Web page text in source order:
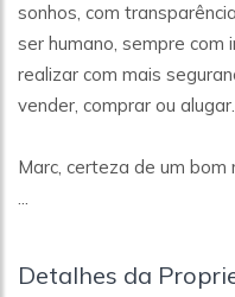
sonhos, com
ser humano, sempre com
realizar com mais
vender, comprar ou alugar.
Marc, certeza de um bom
...
Detalhes da